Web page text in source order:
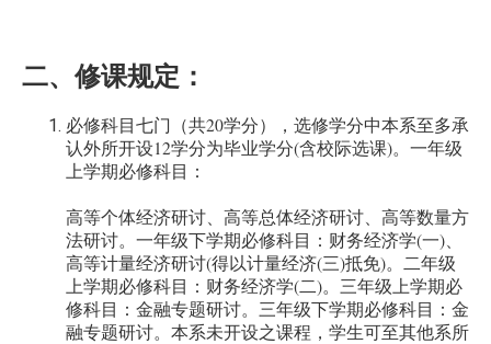
二、修课规定：
必修科目七门（共20学分），选修学分中本系至多承
认外所开设12学分为毕业学分(含校际选课)。 一年级
上学期必修科目：
高等个体经济研讨、高等总体经济研讨、高等数量方
法研讨。 一年级下学期必修科目：财务经济学(一)
高等计量经济研讨(得以计量经济(三)抵免)。
二年级
上学期必修科目：财务经济学(二)。 三年级上学期必
修科目：金融专题研讨。 三年级下学期必修科目：金
融专题研讨。 本系未开设之课程，学生可至其他系所